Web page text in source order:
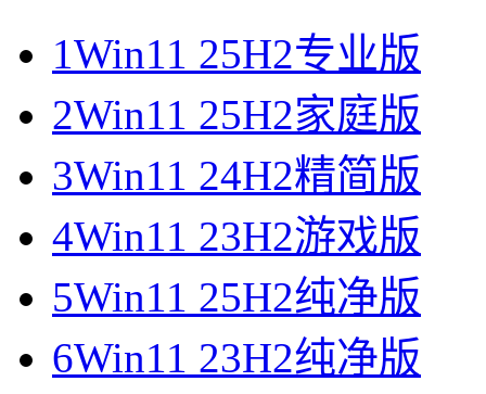
1Win11 25H2专业版
2Win11 25H2家庭版
3Win11 24H2精简版
4Win11 23H2游戏版
5Win11 25H2纯净版
6Win11 23H2纯净版